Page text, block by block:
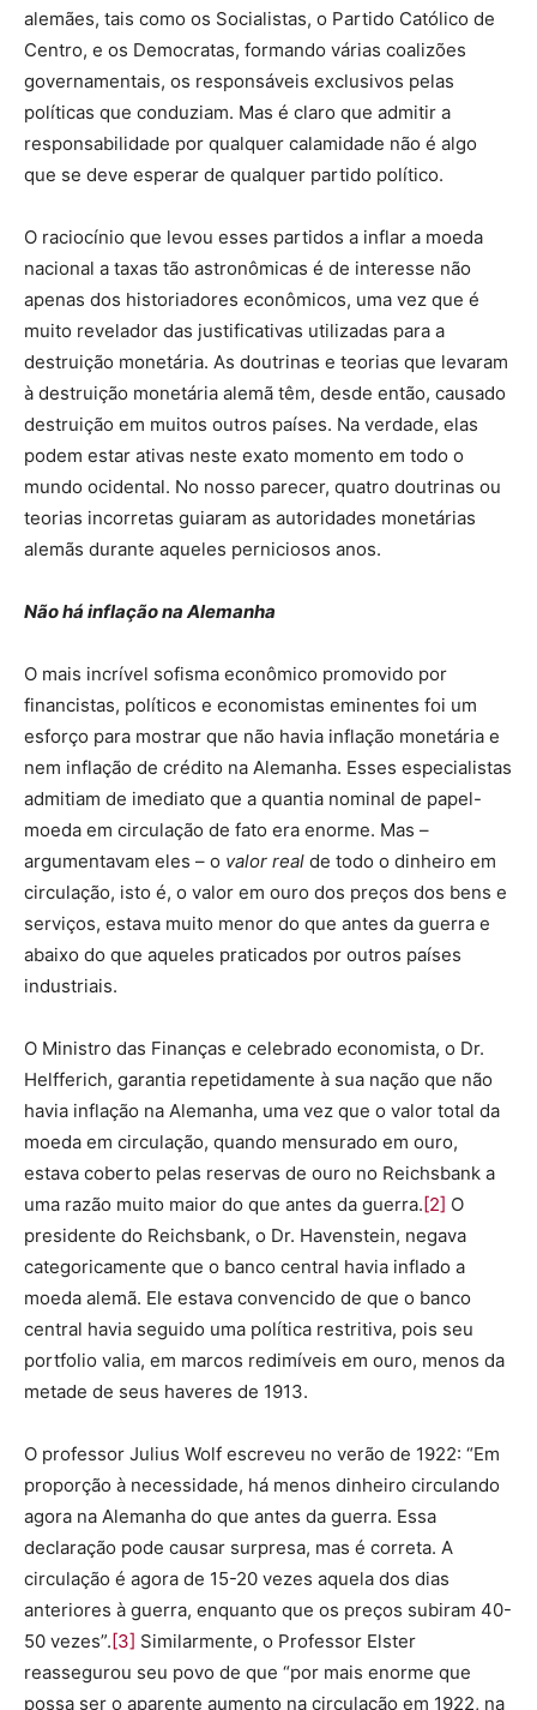
alemães, tais como os Socialistas, o Partido Católico de
Centro, e os Democratas, formando várias coalizões
governamentais, os responsáveis exclusivos pelas
políticas que conduziam. Mas é claro que admitir a
responsabilidade por qualquer calamidade não é algo
que se deve esperar de qualquer partido político.
O raciocínio que levou esses partidos a inflar a moeda
nacional a taxas tão astronômicas é de interesse não
apenas dos historiadores econômicos, uma vez que é
muito revelador das justificativas utilizadas para a
destruição monetária. As doutrinas e teorias que levaram
à destruição monetária alemã têm, desde então, causado
destruição em muitos outros países. Na verdade, elas
podem estar ativas neste exato momento em todo o
mundo ocidental. No nosso parecer, quatro doutrinas ou
teorias incorretas guiaram as autoridades monetárias
alemãs durante aqueles perniciosos anos.
Não há inflação na Alemanha
O mais incrível sofisma econômico promovido por
financistas, políticos e economistas eminentes foi um
esforço para mostrar que não havia inflação monetária e
nem inflação de crédito na Alemanha. Esses especialistas
admitiam de imediato que a quantia nominal de papel-
moeda em circulação de fato era enorme. Mas –
argumentavam eles – o valor real de todo o dinheiro em
circulação, isto é, o valor em ouro dos preços dos bens e
serviços, estava muito menor do que antes da guerra e
abaixo do que aqueles praticados por outros países
industriais.
O Ministro das Finanças e celebrado economista, o Dr.
Helfferich, garantia repetidamente à sua nação que não
havia inflação na Alemanha, uma vez que o valor total da
moeda em circulação, quando mensurado em ouro,
estava coberto pelas reservas de ouro no Reichsbank a
uma razão muito maior do que antes da guerra.[2] O
presidente do Reichsbank, o Dr. Havenstein, negava
categoricamente que o banco central havia inflado a
moeda alemã. Ele estava convencido de que o banco
central havia seguido uma política restritiva, pois seu
portfolio valia, em marcos redimíveis em ouro, menos da
metade de seus haveres de 1913.
O professor Julius Wolf escreveu no verão de 1922: “Em
proporção à necessidade, há menos dinheiro circulando
agora na Alemanha do que antes da guerra. Essa
declaração pode causar surpresa, mas é correta. A
circulação é agora de 15-20 vezes aquela dos dias
anteriores à guerra, enquanto que os preços subiram 40-
50 vezes”.[3] Similarmente, o Professor Elster
reassegurou seu povo de que “por mais enorme que
possa ser o aparente aumento na circulação em 1922, na